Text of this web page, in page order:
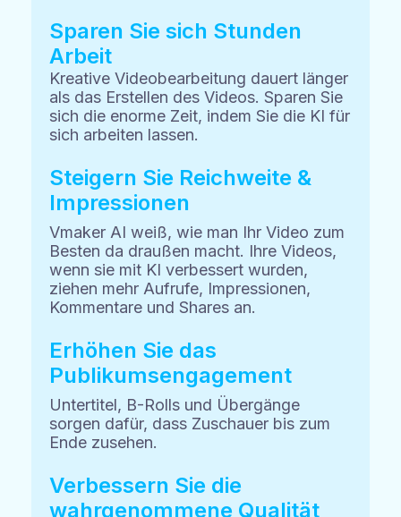
Sparen Sie sich Stunden
Arbeit
Kreative Videobearbeitung dauert länger
als das Erstellen des Videos. Sparen Sie
sich die enorme Zeit, indem Sie die KI für
sich arbeiten lassen.
Steigern Sie Reichweite &
Impressionen
Vmaker AI weiß, wie man Ihr Video zum
Besten da draußen macht. Ihre Videos,
wenn sie mit KI verbessert wurden,
ziehen mehr Aufrufe, Impressionen,
Kommentare und Shares an.
Erhöhen Sie das
Publikumsengagement
Untertitel, B-Rolls und Übergänge
sorgen dafür, dass Zuschauer bis zum
Ende zusehen.
Verbessern Sie die
wahrgenommene Qualität